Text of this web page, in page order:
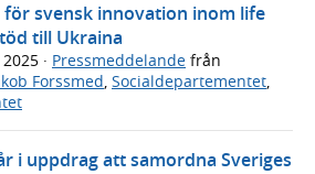
för svensk innovation inom life
till Ukraina
· Pressmeddelande från
Forssmed, Socialdepartementet,
i uppdrag att samordna Sveriges